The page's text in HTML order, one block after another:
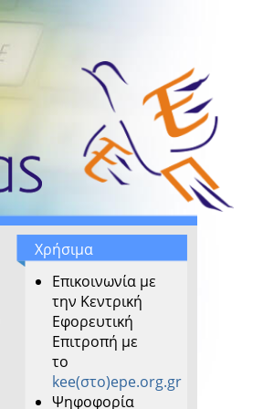
Χρήσιμα
Επικοινωνία με
την Κεντρική
Εφορευτική
Επιτροπή με
το
kee(στο)epe.org.gr
Ψηφοφορία